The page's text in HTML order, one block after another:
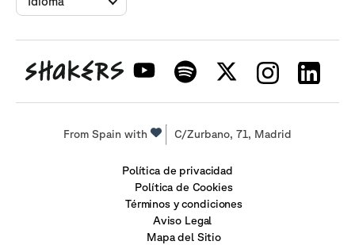
From Spain with C/Zurbano, 71, Madrid
Política de privacidad
Política de Cookies
Términos y condiciones
Aviso Legal
Mapa del Sitio